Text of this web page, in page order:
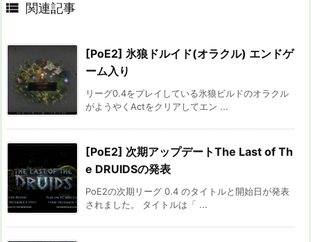
 関連記事
[PoE2] 氷狼ドルイド(オラクル) エンドゲ
ーム入り
リーグ0.4をプレイしている氷狼ビルドのオラクル
がようやくActをクリアしてエン ...
[PoE2] 次期アップデートThe Last of Th
e DRUIDSの発表
PoE2の次期リーグ 0.4 のタイトルと開始日が発表
されました。 タイトルは「 ...